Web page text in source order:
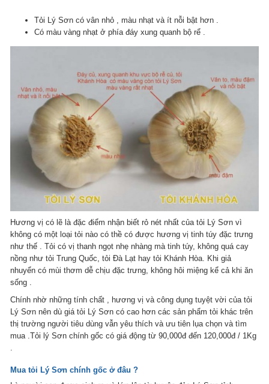
Tỏi Lý Sơn có vân nhỏ , màu nhạt và ít nỗi bật hơn .
Có màu vàng nhạt ở phía đáy xung quanh bộ rể .
Hương vị có lẽ là đặc điểm nhận biết rỏ nét nhất của tỏi Lý Sơn vì
không có một loại tỏi nào có thề có được hương vị tinh túy đặc trưng
như thế . Tỏi có vị thanh ngọt nhẹ nhàng mà tinh túy, không quá cay
nồng như tỏi Trung Quốc, tỏi Đà Lạt hay tỏi Khánh Hòa. Khi giả
nhuyển có mùi thơm dễ chịu đặc trưng, không hôi miệng kể cả khi ăn
sống .
Chính nhờ những tính chất , hương vị và công dụng tuyệt vời của tỏi
Lý Sơn nên dù giá tỏi Lý Sơn có cao hơn các sản phẩm tỏi khác trên
thị trường người tiêu dùng vẫn yêu thích và ưu tiên lụa chọn và tìm
mua .Tỏi lý Sơn chính gốc có giá động từ 90,000đ đến 120,000đ / 1Kg
.
Mua tỏi Lý Sơn chính gốc ở đâu ?